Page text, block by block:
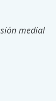
medial